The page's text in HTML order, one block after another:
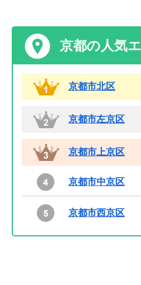
京都の人気
京都市北区
京都市左京区
京都市上京区
京都市中京区
京都市西京区